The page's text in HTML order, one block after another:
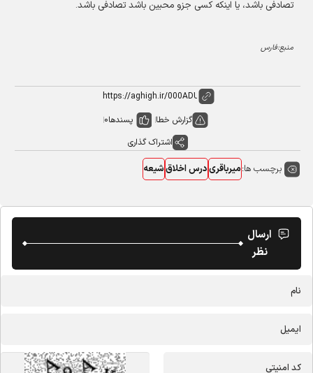
تصادفی باشد، یا اینکه کسی جزو محبین باشد تصادفی باشد.
منبع:فارس
گزارش خطا پسندها0
اشتراک گذاری
برچسب ها:میرباقریدرس اخلاقشیعه
ارسال
نظر